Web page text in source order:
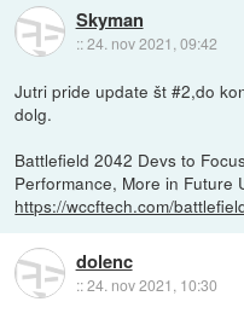
Skyman
::24. nov 2021, 09:42
Jutri pride update št #2,do
dolg.
Battlefield 2042 Devs to
Performance, More in Future
https://wccftech.com/
dolenc
::24. nov 2021, 10:30